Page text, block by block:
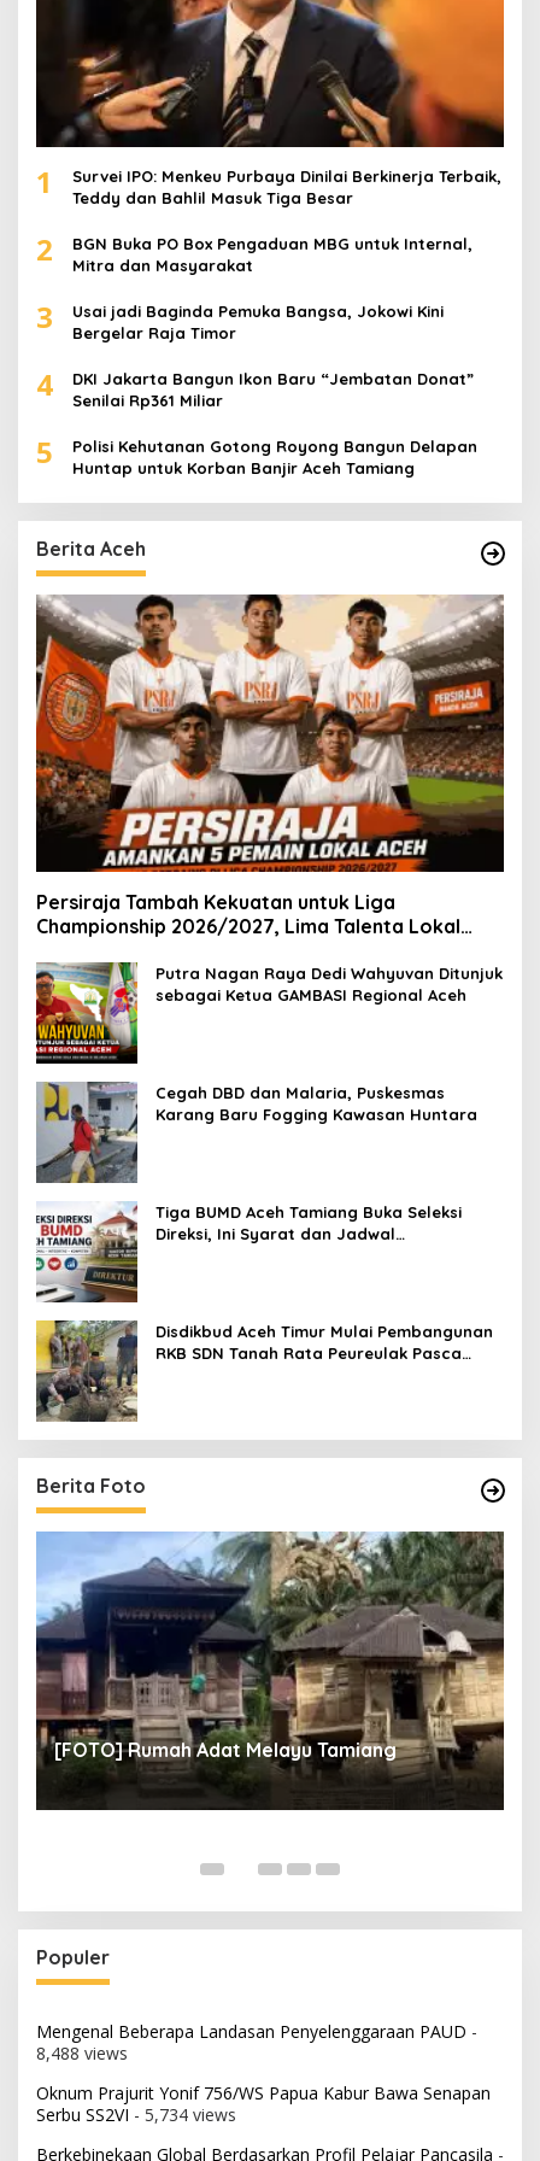
1
Survei IPO: Menkeu Purbaya Dinilai Berkinerja Terbaik,
Teddy dan Bahlil Masuk Tiga Besar
2
BGN Buka PO Box Pengaduan MBG untuk Internal,
Mitra dan Masyarakat
3
Usai jadi Baginda Pemuka Bangsa, Jokowi Kini
Bergelar Raja Timor
4
DKI Jakarta Bangun Ikon Baru “Jembatan Donat”
Senilai Rp361 Miliar
5
Polisi Kehutanan Gotong Royong Bangun Delapan
Huntap untuk Korban Banjir Aceh Tamiang
Berita Aceh
Persiraja Tambah Kekuatan untuk Liga
Championship 2026/2027, Lima Talenta Lokal
Putra Nagan Raya Dedi Wahyuvan Ditunjuk
sebagai Ketua GAMBASI Regional Aceh
Cegah DBD dan Malaria, Puskesmas
Karang Baru Fogging Kawasan Huntara
Tiga BUMD Aceh Tamiang Buka Seleksi
Direksi, Ini Syarat dan Jadwal
Disdikbud Aceh Timur Mulai Pembangunan
RKB SDN Tanah Rata Peureulak Pasca
Berita Foto
[FOTO] Rumah Adat Melayu Tamiang
Populer
Mengenal Beberapa Landasan Penyelenggaraan PAUD -
8,488 views
Oknum Prajurit Yonif 756/WS Papua Kabur Bawa Senapan
Serbu SS2VI - 5,734 views
Berkebinekaan Global Berdasarkan Profil Pelajar Pancasila -